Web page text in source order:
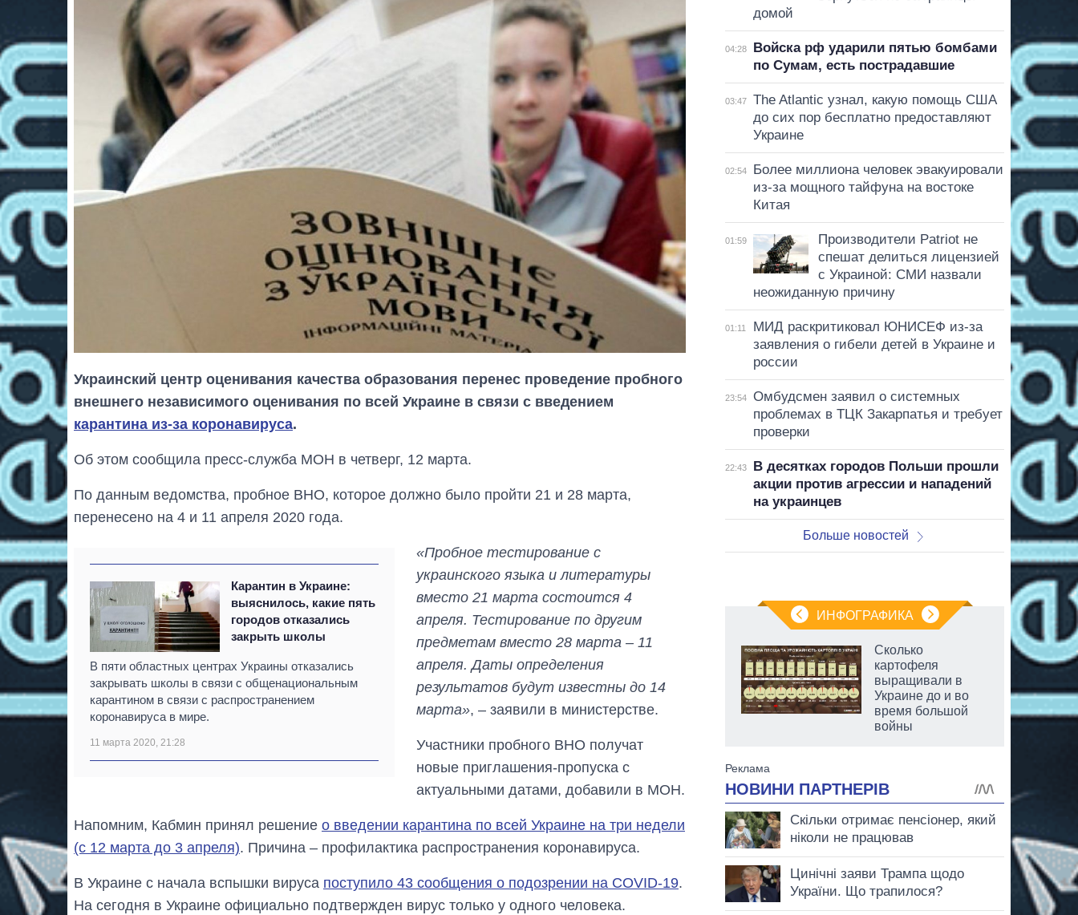
Украинский центр оценивания качества образования перенес проведение пробного
внешнего независимого оценивания по всей Украине в связи с введением
карантина из-за коронавируса.
Об этом сообщила пресс-служба МОН в четверг, 12 марта.
По данным ведомства, пробное ВНО, которое должно было пройти 21 и 28 марта,
перенесено на 4 и 11 апреля 2020 года.
Карантин в Украине:
выяснилось, какие пять
городов отказались
закрыть школы
В пяти областных центрах Украины отказались
закрывать школы в связи с общенациональным
карантином в связи с распространением
коронавируса в мире.
11 марта 2020, 21:28
«Пробное тестирование с
украинского языка и литературы
вместо 21 марта состоится 4
апреля. Тестирование по другим
предметам вместо 28 марта – 11
апреля. Даты определения
результатов будут известны до 14
марта», – заявили в министерстве.
Участники пробного ВНО получат
новые приглашения-пропуска с
актуальными датами, добавили в МОН.
Напомним, Кабмин принял решение о введении карантина по всей Украине на три недели
(с 12 марта до 3 апреля). Причина – профилактика распространения коронавируса.
В Украине с начала вспышки вируса поступило 43 сообщения о подозрении на COVID-19.
На сегодня в Украине официально подтвержден вирус только у одного человека.
домой
04:28
Войска рф ударили пятью бомбами
по Сумам, есть пострадавшие
03:47
The Atlantic узнал, какую помощь США
до сих пор бесплатно предоставляют
Украине
02:54
Более миллиона человек эвакуировали
из-за мощного тайфуна на востоке
Китая
01:59
Производители Patriot не
спешат делиться лицензией
с Украиной: СМИ назвали
неожиданную причину
01:11
МИД раскритиковал ЮНИСЕФ из-за
заявления о гибели детей в Украине и
россии
23:54
Омбудсмен заявил о системных
проблемах в ТЦК Закарпатья и требует
проверки
22:43
В десятках городов Польши прошли
акции против агрессии и нападений
на украинцев
Больше новостей
ИНФОГРАФИКА
Как за 10 лет
изменилось
количество
поступающих в
бакалавриат,
аспирантуру
Сколько
картофеля
выращивали в
Украине до и во
время большой
войны